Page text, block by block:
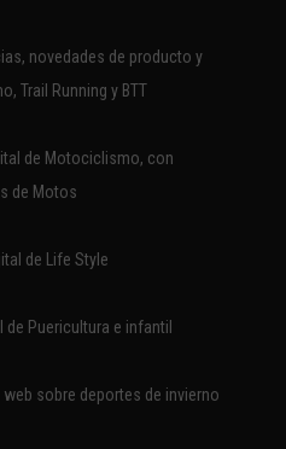
novedades de producto y
Trail Running y BTT
de Motociclismo, con
de Motos
de Life Style
de Puericultura e infantil
web sobre deportes de invierno